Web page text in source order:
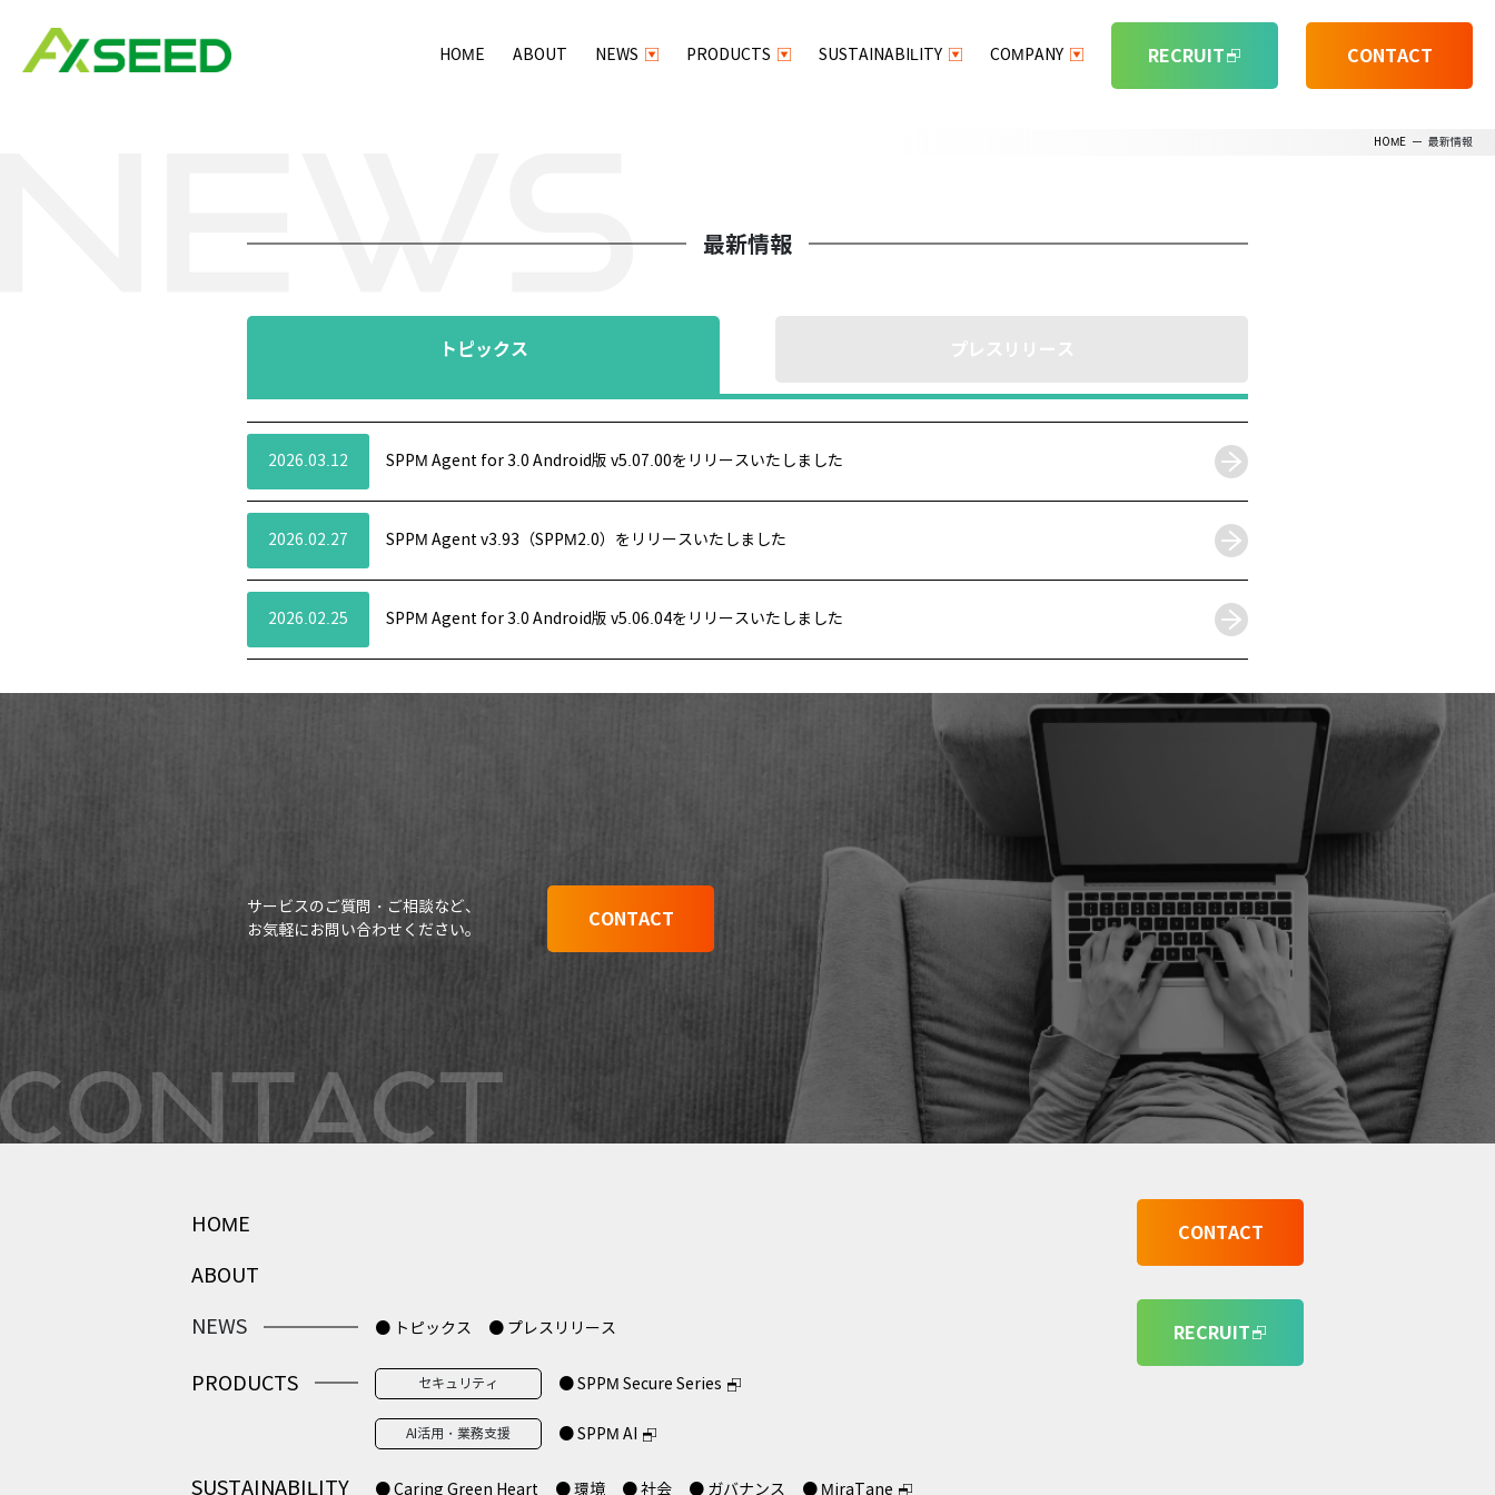
HOME ABOUT NEWS PRODUCTS SUSTAINABILITY COMPANY RECRUIT CONTACT
HOME ー 最新情報
最新情報
トピックス
2026.03.12 SPPM Agent for 3.0 Android版 v5.07.00をリリースいたしました
2026.02.27 SPPM Agent v3.93（SPPM2.0）をリリースいたしました
2026.02.25 SPPM Agent for 3.0 Android版 v5.06.04をリリースいたしました
サービスのご質問・ご相談など、
お気軽にお問い合わせください。
CONTACT
HOME
ABOUT
NEWS ● トピックス ● プレスリリース
PRODUCTS セキュリティ ● SPPM Secure Series
AI活用・業務支援 ● SPPM AI
SUSTAINABILITY ● Caring Green Heart ● 環境 ● 社会 ● ガバナンス ● MiraTane
CONTACT
RECRUIT